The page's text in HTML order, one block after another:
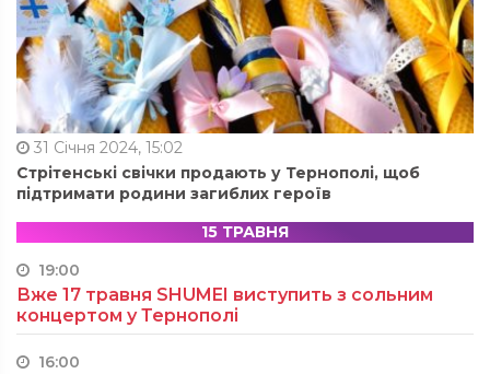
31 Січня 2024, 15:02
Стрітенські свічки продають у Тернополі, щоб
підтримати родини загиблих героїв
15 ТРАВНЯ
19:00
Вже 17 травня SHUMEI виступить з сольним
концертом у Тернополі
16:00